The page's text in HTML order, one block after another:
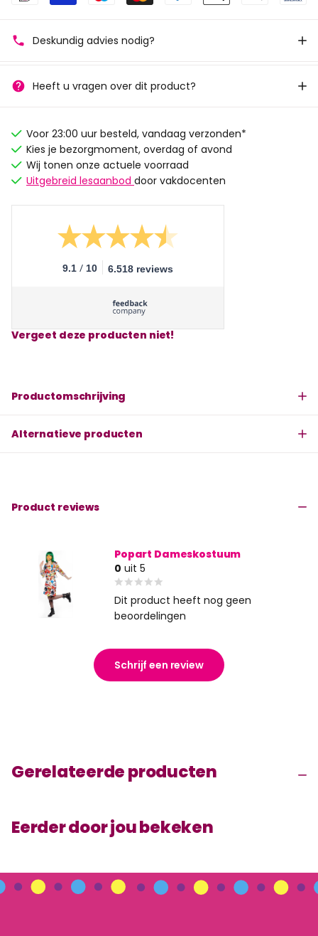
Deskundig advies nodig?
Heeft u vragen over dit product?
Voor 23:00 uur besteld, vandaag verzonden*
Kies je bezorgmoment, overdag of avond
Wij tonen onze actuele voorraad
Uitgebreid lesaanbod door vakdocenten
9.1 / 10 6.518 reviews
Vergeet deze producten niet!
Productomschrijving
Alternatieve producten
Product reviews
Popart Dameskostuum
0 uit 5
Dit product heeft nog geen
beoordelingen
Schrijf een review
Gerelateerde producten
Eerder door jou bekeken